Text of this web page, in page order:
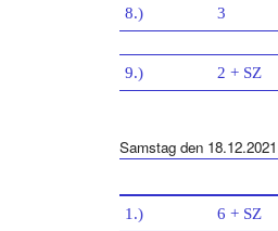
8.) 3
9.) 2 + SZ
Samstag den 18.12.2021
1.) 6 + SZ